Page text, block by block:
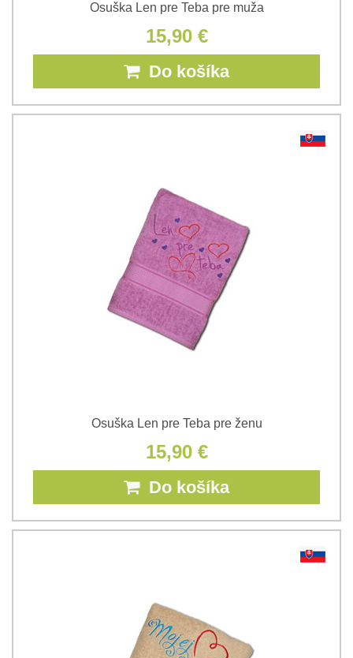
Osuška Len pre Teba pre muža
15,90 €
Do košíka
Osuška Len pre Teba pre ženu
15,90 €
Do košíka